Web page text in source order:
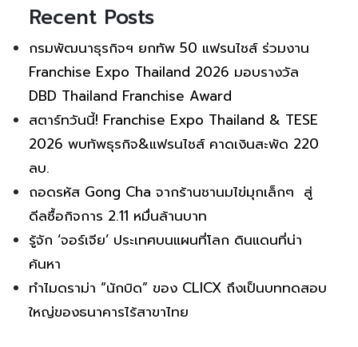
Recent Posts
กรมพัฒนาธุรกิจฯ ยกทัพ 50 แฟรนไชส์ ร่วมงาน
Franchise Expo Thailand 2026 มอบรางวัล
DBD Thailand Franchise Award
สตาร์ทวันนี้! Franchise Expo Thailand & TESE
2026 พบทัพธุรกิจ&แฟรนไชส์ คาดเงินสะพัด 220
ลบ.
ถอดรหัส Gong Cha จากร้านชานมไข่มุกเล็กๆ สู่
ดีลซื้อกิจการ 2.11 หมื่นล้านบาท
รู้จัก ‘จอร์เจีย’ ประเทศบนแผนที่โลก ดินแดนที่น่า
ค้นหา
ทำไมดราม่า “นักบิด” ของ CLICX ถึงเป็นบททดสอบ
ใหญ่ของธนาคารไร้สาขาไทย